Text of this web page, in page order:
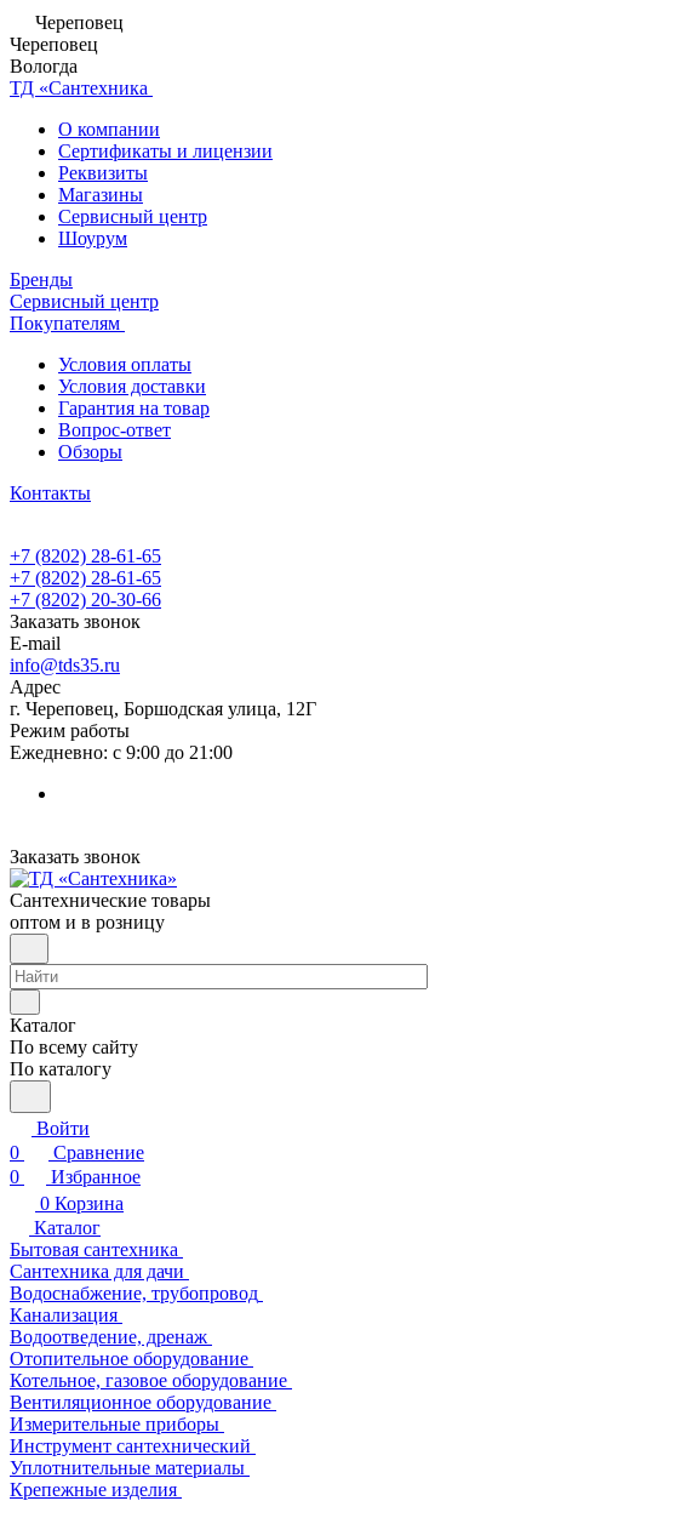
Череповец
Череповец
Вологда
ТД «Сантехника
О компании
Сертификаты и лицензии
Реквизиты
Магазины
Сервисный центр
Шоурум
Бренды
Сервисный центр
Покупателям
Условия оплаты
Условия доставки
Гарантия на товар
Вопрос-ответ
Обзоры
Контакты
+7 (8202) 28‑61-65
+7 (8202) 28‑61-65
+7 (8202) 20‑30-66
Заказать звонок
E-mail
info@tds35.ru
Адрес
г. Череповец, Боршодская улица, 12Г
Режим работы
Ежедневно: с 9:00 до 21:00
Заказать звонок
Сантехнические товары
оптом и в розницу
Каталог
По всему сайту
По каталогу
Войти
0
Сравнение
0
Избранное
0 Корзина
Каталог
Бытовая сантехника
Сантехника для дачи
Водоснабжение, трубопровод
Канализация
Водоотведение, дренаж
Отопительное оборудование
Котельное, газовое оборудование
Вентиляционное оборудование
Измерительные приборы
Инструмент сантехнический
Уплотнительные материалы
Крепежные изделия